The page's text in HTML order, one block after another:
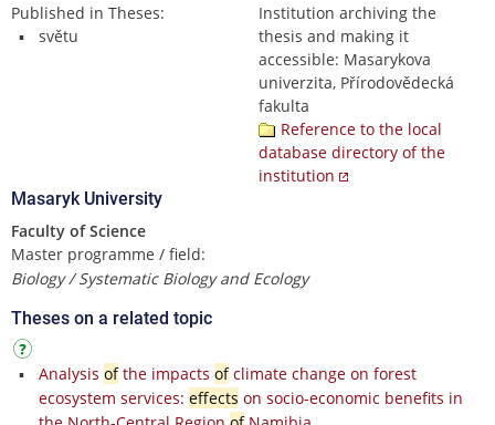
Published in Theses:
světu
Institution archiving the
thesis and making it
accessible: Masarykova
univerzita, Přírodovědecká
fakulta
Reference to the local
database directory of the
institution
Masaryk University
Faculty of Science
Master programme / field:
Biology / Systematic Biology and Ecology
Theses on a related topic
Analysis ofthe impacts ofclimate change on forest
ecosystem services: effects on socio-economic benefits in